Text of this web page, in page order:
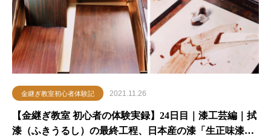
金継ぎ教室初心者体験記 2021.11.26
【金継ぎ教室 初心者の体験実録】24日目｜漆工芸編｜拭
漆（ふきうるし）の最終工程、日本産の漆「生正味漆」